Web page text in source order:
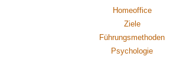
Homeoffice
Ziele
Führungsmethoden
Psychologie